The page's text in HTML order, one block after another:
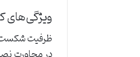
ویژگی‌های
ظرفیت شکست